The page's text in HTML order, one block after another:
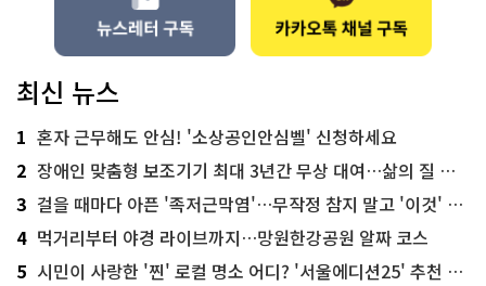
최신 뉴스
1 혼자 근무해도 안심! '소상공인안심벨' 신청하세요
2 장애인 맞춤형 보조기기 최대 3년간 무상 대여…삶의 질 높인다
3 걸을 때마다 아픈 '족저근막염'…무작정 참지 말고 '이것' 해보세요!
4 먹거리부터 야경 라이브까지…망원한강공원 알짜 코스
5 시민이 사랑한 '찐' 로컬 명소 어디? '서울에디션25' 추천 코스